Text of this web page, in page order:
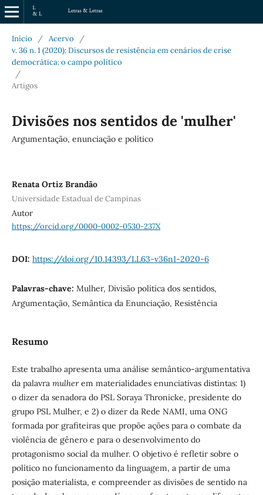
Início / Acervo
/
v. 36 n. 1 (2020): Discursos de resistência em cenários de crise
democrática: o campo político
/
Artigos
Divisões nos sentidos de 'mulher'
Argumentação, enunciação e político
Renata Ortiz Brandão
Universidade Estadual de Campinas
Autor
https://orcid.org/0000-0002-0530-237X
DOI: https://doi.org/10.14393/LL63-v36n1-2020-6
Palavras-chave: Mulher, Divisão política dos sentidos,
Argumentação, Semântica da Enunciação, Resistência
Resumo
Este trabalho apresenta uma análise semântico-argumentativa
da palavra mulherem materialidades enunciativas distintas: 1)
o dizer da senadora do PSL Soraya Thronicke, presidente do
grupo PSL Mulher, e 2) o dizer da Rede NAMI, uma ONG
formada por grafiteiras que propõe ações para o combate da
violência de gênero e para o desenvolvimento do
protagonismo social da mulher. O objetivo é refletir sobre o
político no funcionamento da linguagem, a partir de uma
posição materialista, e compreender as divisões de sentido na